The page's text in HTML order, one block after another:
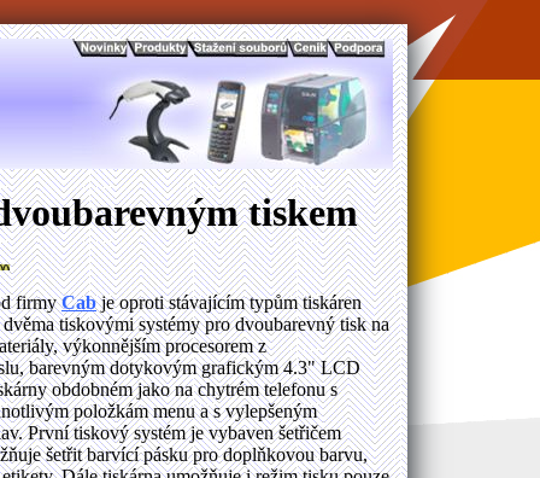
tiskem
firmyCab je oproti stávajícím typům tiskáren
tiskovými systémy pro dvoubarevný tisk na
výkonnějším procesorem z
barevným dotykovým grafickým 4.3" LCD
obdobném jako na chytrém telefonu s
položkám menu a s vylepšeným
První tiskový systém je vybaven šetřičem
šetřit barvící pásku pro doplňkovou barvu,